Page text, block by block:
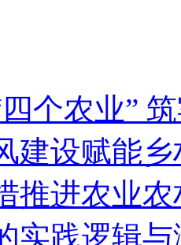
个农业”
建设赋能
推进农业
实践逻辑